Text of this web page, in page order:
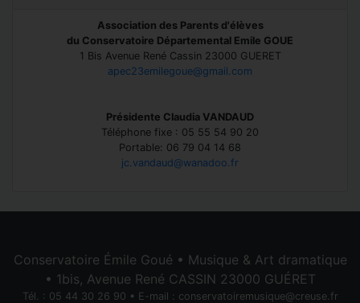
Association des Parents d'élèves
du Conservatoire Départemental Emile GOUE
1 Bis Avenue René Cassin 23000 GUERET
apec23emilegoue@gmail.com
Présidente Claudia VANDAUD
Téléphone fixe : 05 55 54 90 20
Portable: 06 79 04 14 68
jc.vandaud@wanadoo.fr
Conservatoire Émile Goué • Musique & Art dramatique
• 1bis, Avenue René CASSIN 23000 GUÉRET
Tél. : 05 44 30 26 90 • E-mail : conservatoiremusique@creuse.fr